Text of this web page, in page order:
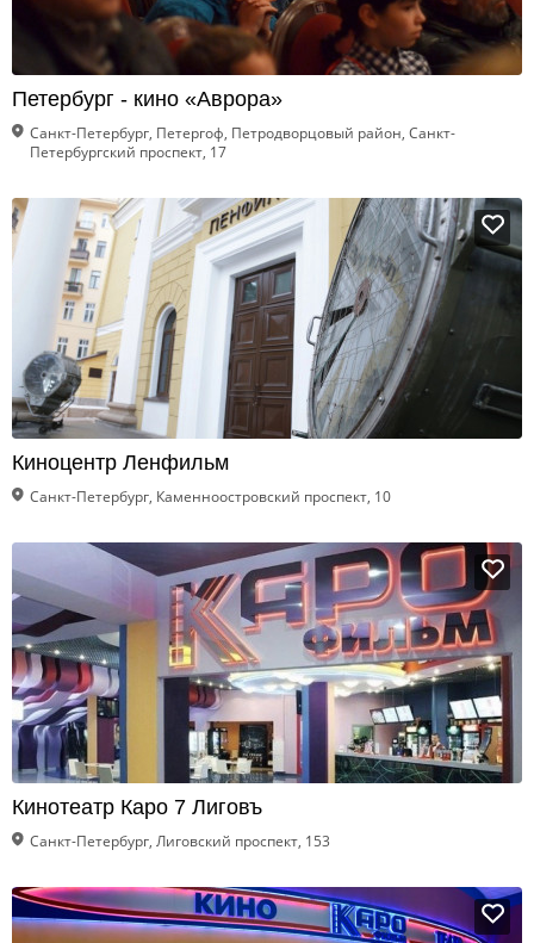
Петербург - кино «Аврора»
Санкт-Петербург, Петергоф, Петродворцовый район, Санкт-
Петербургский проспект, 17
Киноцентр Ленфильм
Санкт-Петербург, Каменноостровский проспект, 10
Кинотеатр Каро 7 Лиговъ
Санкт-Петербург, Лиговский проспект, 153